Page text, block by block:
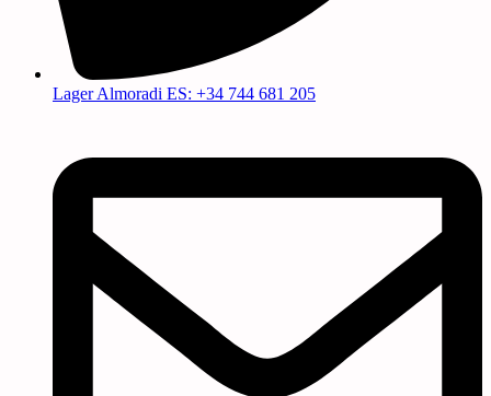
Lager Almoradi ES: +34 744 681 205